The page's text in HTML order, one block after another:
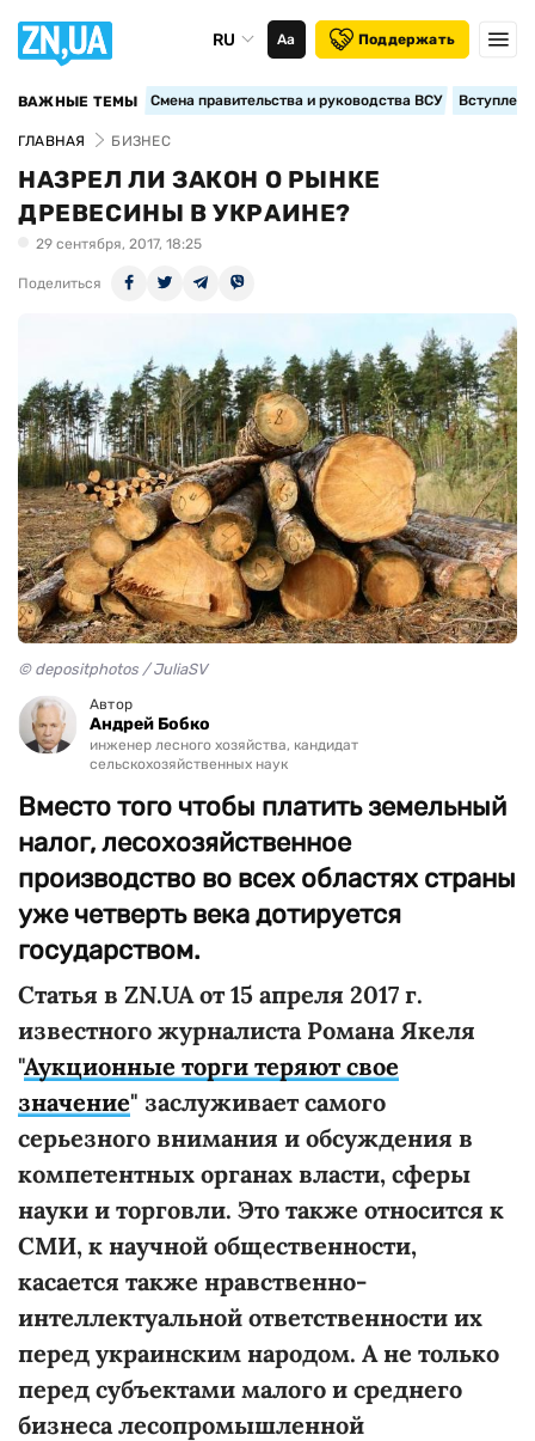
RU Аа Поддержать
ВАЖНЫЕ ТЕМЫ Смена правительства и руководства ВСУ
ГЛАВНАЯ БИЗНЕС
НАЗРЕЛ ЛИ ЗАКОН О РЫНКЕ
ДРЕВЕСИНЫ В УКРАИНЕ?
29 сентября, 2017, 18:25
Поделиться
© depositphotos / JuliaSV
Автор
Андрей Бобко
инженер лесного хозяйства, кандидат
сельскохозяйственных наук
Вместо того чтобы платить земельный
налог, лесохозяйственное
производство во всех областях страны
уже четверть века дотируется
государством.
Статья в ZN.UA от 15 апреля 2017 г.
известного журналиста Романа Якеля
"Аукционные торги теряют свое
значение" заслуживает самого
серьезного внимания и обсуждения в
компетентных органах власти, сферы
науки и торговли. Это также относится к
СМИ, к научной общественности,
касается также нравственно-
интеллектуальной ответственности их
перед украинским народом. А не только
перед субъектами малого и среднего
бизнеса лесопромышленной